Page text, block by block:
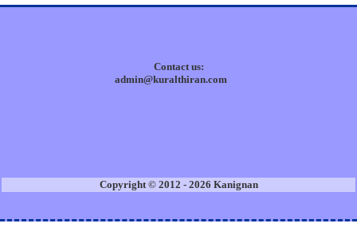
Contact us:
admin@kuralthiran.com
Copyright © 2012 - 2026 Kanignan